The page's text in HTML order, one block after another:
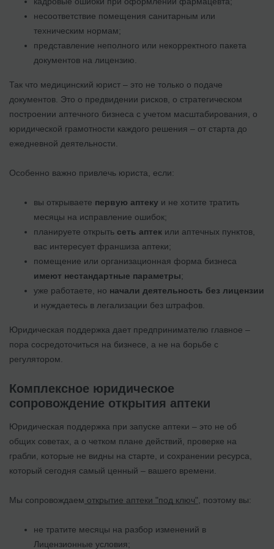
несоответствие помещения санитарным или
техническим нормам;
представление неполного или некорректного пакета
документов на лицензию.
Так что медицинский юрист – это не только о подаче
документов. Это о предвидении рисков, о стратегическом
построении аптечного бизнеса с учетом масштабирования, о
юридической грамотности каждого решения – от старта до
ежедневной деятельности.
Особенно важно привлечь юриста, если:
вы открываете первую аптеку и не хотите тратить
месяцы на исправление ошибок;
планируете открыть сеть аптек или аптечных пунктов,
вас интересует франшиза аптеки;
помещение или организационная форма бизнеса
имеют нестандартные параметры;
уже работаете, но начали деятельность без лицензии
и нуждаетесь в легализации без штрафов.
Юридическая поддержка дает предпринимателю главное –
пора сосредоточиться на бизнесе, а не на борьбе с
регулятором.
Комплексное юридическое
сопровождение открытия аптеки
Юридическая поддержка при запуске аптеки – это не об
общих советах, а о четком плане действий, проверке на
грабли, которые не видны на старте, и сохранении ресурса,
который сегодня самый ценный – вашего времени.
Мы сопровождаем открытие аптеки "под ключ" , поэтому вы:
не тратите месяцы на разбор изменений в
Лицензионные условия;